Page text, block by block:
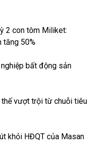
2 con tôm Miliket:
tăng 50%
bất động sản
vượt trội từ chuỗi tiêu
khỏi HĐQT của Masan